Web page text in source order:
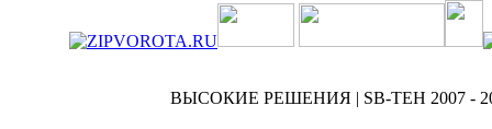
ВЫСОКИЕ РЕШЕНИЯ | SB-TEH 2007 -